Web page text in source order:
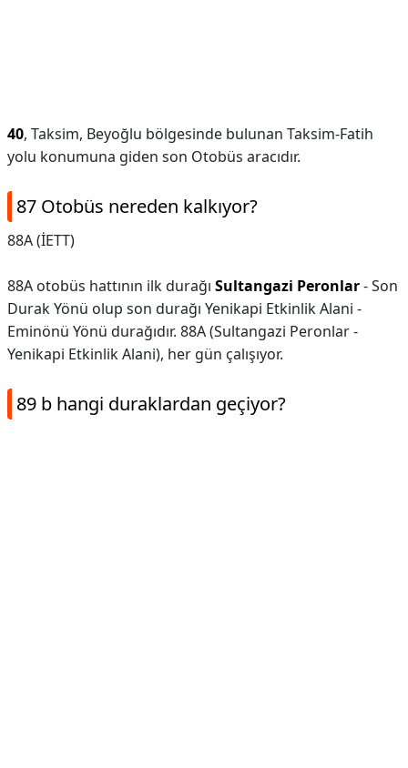
40, Taksim, Beyoğlu bölgesinde bulunan Taksim-Fatih
yolu konumuna giden son Otobüs aracıdır.
87 Otobüs nereden kalkıyor?
88A (İETT)
88A otobüs hattının ilk durağı Sultangazi Peronlar- Son
Durak Yönü olup son durağı Yenikapi Etkinlik Alani -
Eminönü Yönü durağıdır. 88A (Sultangazi Peronlar -
Yenikapi Etkinlik Alani), her gün çalışıyor.
89 b hangi duraklardan geçiyor?